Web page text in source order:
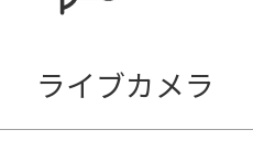
ライブカメラ